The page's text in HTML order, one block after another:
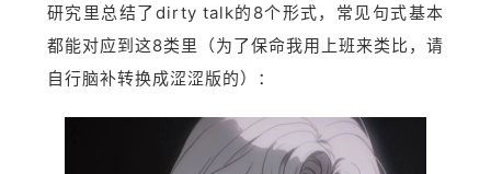
研究里总结了dirty talk的8个形式，常见句式基本
都能对应到这8类里（为了保命我用上班来类比，请
自行脑补转换成涩涩版的）：